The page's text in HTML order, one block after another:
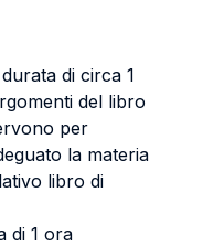
di circa 1
del libro
per
la materia
libro di
di 1 ora